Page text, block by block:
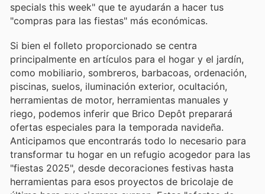
specials this week" que te ayudarán a hacer tus
"compras para las fiestas" más económicas.
Si bien el folleto proporcionado se centra
principalmente en artículos para el hogar y el jardín,
como mobiliario, sombreros, barbacoas, ordenación,
piscinas, suelos, iluminación exterior, ocultación,
herramientas de motor, herramientas manuales y
riego, podemos inferir que Brico Depôt preparará
ofertas especiales para la temporada navideña.
Anticipamos que encontrarás todo lo necesario para
transformar tu hogar en un refugio acogedor para las
"fiestas 2025", desde decoraciones festivas hasta
herramientas para esos proyectos de bricolaje de